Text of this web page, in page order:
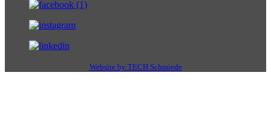
Website by TECH Schmiede